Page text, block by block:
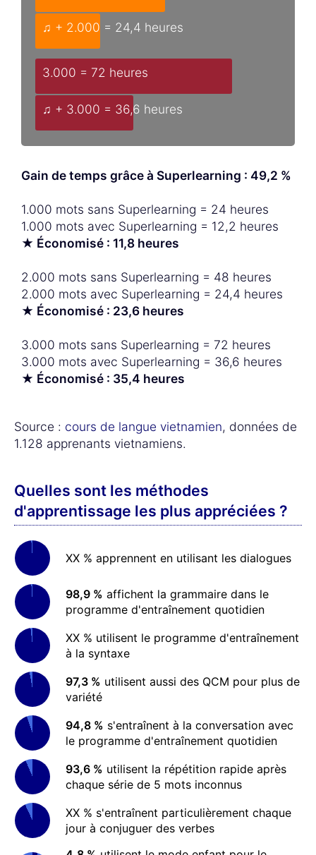
♫ + 2.000 = 24,4 heures
3.000 = 72 heures
♫ + 3.000 = 36,6 heures
Gain de temps grâce à Superlearning : 49,2 %
1.000 mots sans Superlearning = 24 heures
1.000 mots avec Superlearning = 12,2 heures
★ Économisé : 11,8 heures
2.000 mots sans Superlearning = 48 heures
2.000 mots avec Superlearning = 24,4 heures
★ Économisé : 23,6 heures
3.000 mots sans Superlearning = 72 heures
3.000 mots avec Superlearning = 36,6 heures
★ Économisé : 35,4 heures
Source : cours de langue vietnamien, données de
1.128 apprenants vietnamiens.
Quelles sont les méthodes
d'apprentissage les plus appréciées ?
XX % apprennent en utilisant les dialogues
98,9 % affichent la grammaire dans le
programme d'entraînement quotidien
XX % utilisent le programme d'entraînement
à la syntaxe
97,3 % utilisent aussi des QCM pour plus de
variété
94,8 % s'entraînent à la conversation avec
le programme d'entraînement quotidien
93,6 % utilisent la répétition rapide après
chaque série de 5 mots inconnus
XX % s'entraînent particulièrement chaque
jour à conjuguer des verbes